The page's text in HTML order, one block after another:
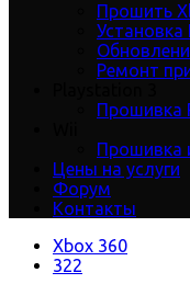
Прошить
Установка
Ремонт
Прошивка
Прошивка
Цены на услуги
Форум
Контакты
Xbox 360
322